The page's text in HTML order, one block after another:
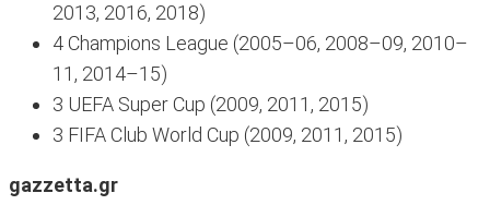
2013, 2016, 2018)
4 Champions League (2005–06, 2008–09, 2010–
11, 2014–15)
3 UEFA Super Cup (2009, 2011, 2015)
3 FIFA Club World Cup (2009, 2011, 2015)
gazzetta.gr